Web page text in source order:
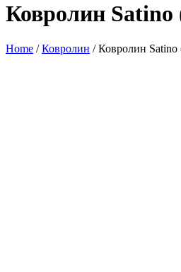
Ковролин Satino
Home /Ковролин / Ковролин